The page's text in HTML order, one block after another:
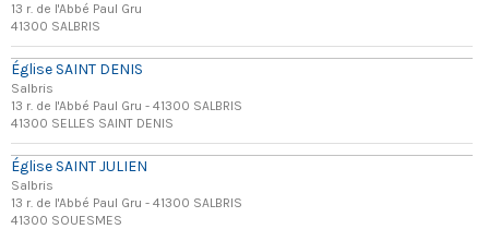
13 r. de l'Abbé Paul Gru
41300 SALBRIS
Église SAINT DENIS
Salbris
13 r. de l'Abbé Paul Gru - 41300 SALBRIS
41300 SELLES SAINT DENIS
Église SAINT JULIEN
Salbris
13 r. de l'Abbé Paul Gru - 41300 SALBRIS
41300 SOUESMES